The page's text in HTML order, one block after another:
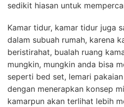
sedikit hiasan untuk
Kamar tidur, kamar tidur juga
dalam subuah rumah, karena
beristirahat, bualah ruang
mungkin, mungkin anda bisa
seperti bed set, lemari
dengan menerapkan konsep
kamarpun akan terlihat lebih